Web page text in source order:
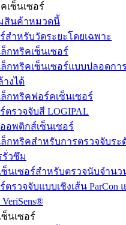
เซ็นเซอร์
สินค้าหมวดนี้
สำหรับวัดระยะโดยเฉพาะ
กทริคเซ็นเซอร์
กทริคเซ็นเซอร์แบบปลอดกา
างได้
กทริคฟอร์คเซ็นเซอร์
ตรวจจับสี LOGIPAL
อพติกส์เซ็นเซอร์
กทริคสำหรับการตรวจจับระ
รั่วซึม
ซ็นเซอร์สำหรับตรวจนับจำนว
ตรวจจับแบบเชิงเส้น ParCon
นเซอร์